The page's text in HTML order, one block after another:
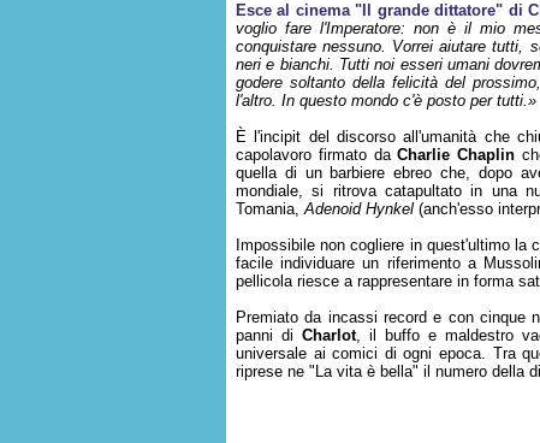
Esce al cinema "Il grande dittatore" di
voglio fare l'Imperatore: non è il mio
conquistare nessuno. Vorrei aiutare tutti,
neri e bianchi. Tutti noi esseri umani
godere soltanto della felicità del
l'altro. In questo mondo c'è posto per tutti.»
È l'incipit del discorso all'umanità che
capolavoro firmato daCharlie Chaplin
quella di un barbiere ebreo che, dopo
mondiale, si ritrova catapultato in una
Tomania,Adenoid Hynkel (anch'esso
Impossibile non cogliere in quest'ultimo
facile individuare un riferimento a
pellicola riesce a rappresentare in forma
Premiato da incassi record e con cinque
panni diCharlot, il buffo e maldestro
universale ai comici di ogni epoca. Tra
riprese ne "La vita è bella" il numero della